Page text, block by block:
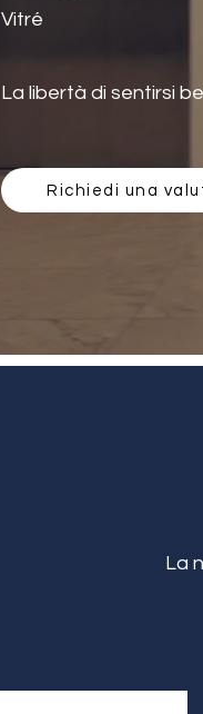
Vitré
La libertà di sentirsi
Richiedi una
La